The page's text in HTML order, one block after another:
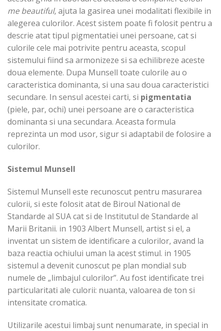
me beautiful, ajuta la gasirea unei moda­litati flexibile in
alegerea culorilor. Acest sistem poate fi folosit pentru a
descrie atat tipul pigmentatiei unei persoane, cat si
culorile cele mai potrivite pentru aceasta, scopul
sistemului fiind sa armonizeze si sa echilibreze aceste
doua elemente. Dupa Munsell toate culorile au o
caracteristica dominanta, si una sau doua caracteristici
secundare. In sensul acestei carti, si pigmentatia
(piele, par, ochi) unei persoane are o caracteristica
dominanta si una secundara. Aceasta formula
reprezinta un mod usor, sigur si adaptabil de folosire a
culorilor.
Sistemul Munsell
Sistemul Munsell este recunoscut pentru masurarea
culorii, si este folosit atat de Biroul National de
Standarde al SUA cat si de Institutul de Standarde al
Marii Britanii. in 1903 Albert Munsell, artist si el, a
inventat un sistem de identificare a culorilor, avand la
baza reactia ochiului uman la acest stimul. in 1905
sistemul a devenit cunoscut pe plan mondial sub
numele de „limbajul culorilor”. Au fost identificate trei
particularitati ale culorii: nuanta, valoarea de ton si
intensitate cromatica.
Utilizarile acestui limbaj sunt nenumarate, in special in